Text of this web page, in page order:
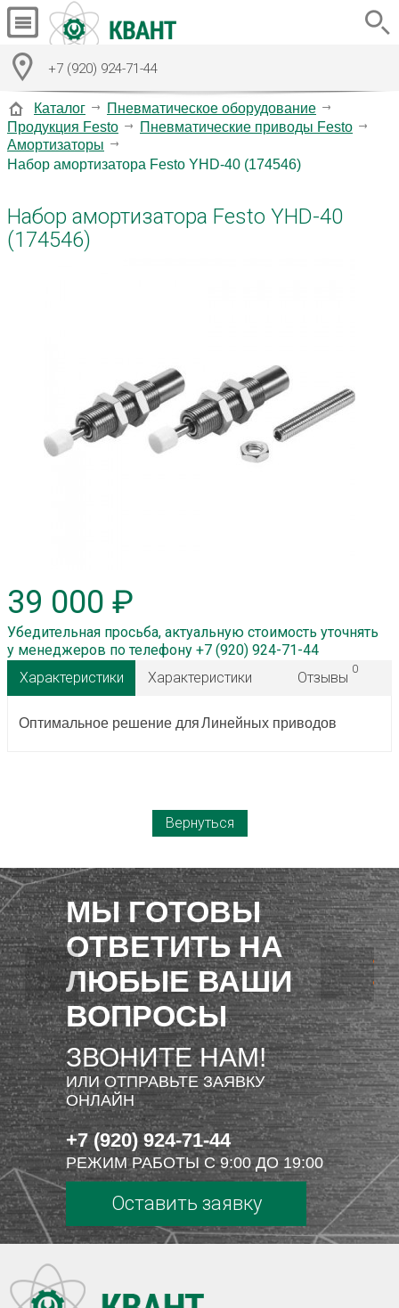
+7 (920) 924-71-44
Каталог
Пневматическое оборудование
Продукция Festo
Пневматические приводы Festo
Амортизаторы
Набор амортизатора Festo YHD-40 (174546)
Набор амортизатора Festo YHD-40
(174546)
39 000 ₽
Убедительная просьба, актуальную стоимость уточнять
у менеджеров по телефону +7 (920) 924-71-44
Характеристики
Характеристики Отзывы
0
Оптимальное решение дляЛинейных приводов
Вернуться
МЫ ГОТОВЫ
ОТВЕТИТЬ НА
ЛЮБЫЕ ВАШИ
ВОПРОСЫ
ЗВОНИТЕ НАМ!
ИЛИ ОТПРАВЬТЕ ЗАЯВКУ
ОНЛАЙН
+7 (920) 924-71-44
РЕЖИМ РАБОТЫ С 9:00 ДО 19:00
Оставить заявку